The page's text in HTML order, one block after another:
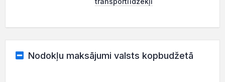
Nodokļu maksājumi valsts kopbudžetā